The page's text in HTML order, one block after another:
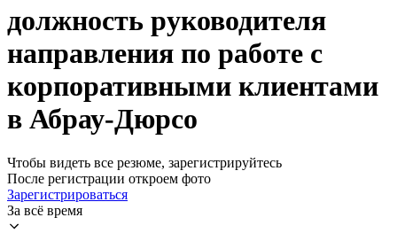
должность руководителя
направления по работе с
корпоративными клиентами
в Абрау-Дюрсо
Чтобы видеть все резюме, зарегистрируйтесь
После регистрации откроем фото
Зарегистрироваться
За всё время